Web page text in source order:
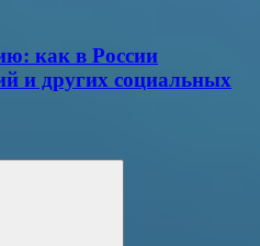
как в России
и других социальных